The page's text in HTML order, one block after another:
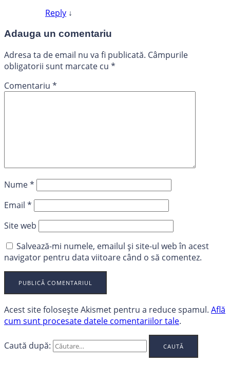
Reply ↓
Adauga un comentariu
Adresa ta de email nu va fi publicată. Câmpurile
obligatorii sunt marcate cu *
Comentariu *
Nume*
Email *
Site web
Salvează-mi numele, emailul și site-ul web în acest
navigator pentru data viitoare când o să comentez.
Acest site folosește Akismet pentru a reduce spamul. Află
cum sunt procesate datele comentariilor tale.
Caută după: